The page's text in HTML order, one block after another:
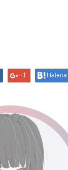
+1 Hatena